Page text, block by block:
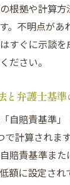
根拠や計算
。不明点があ
すぐに示談を
ださい。
と弁護士基準
自賠責基準」
計算されま
賠責基準ま
額に設定され